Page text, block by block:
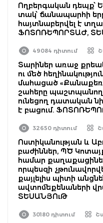
Ողբերգական դեպք՝
տակ՝ ճանապարհի
հայտնաբերվել է
ՖՈՏՈՌԵՊՈՐՏԱԺ,
49084 դիտում
Տարիներ առաջ
ու մեծ
մահացած
շահերը
ունեցող դատական
է բացում.
32650 դիտում
Ոստիկանության և
բաժիններ, ՊԾ
համար
որպեսզի
քայլելիս պիտի
ավտոմեքենաների
ՏԵՍԱՆՅՈւԹ
30180 դիտում